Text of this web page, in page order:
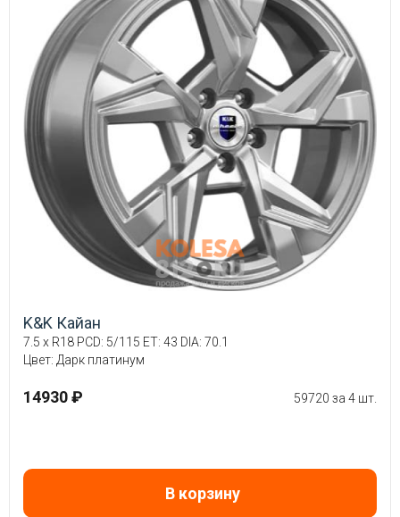
K&K Кайан
7.5 x R18 PCD: 5/115 ET: 43 DIA: 70.1
Цвет: Дарк платинум
14930 ₽ 59720 за 4 шт.
В корзину